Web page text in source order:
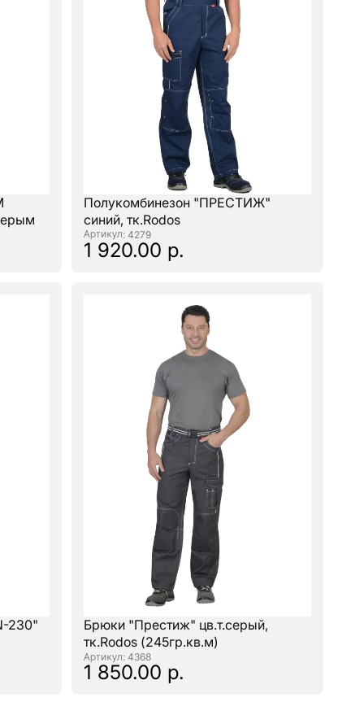
Полукомбинезон "ПРЕСТИЖ"
синий, тк.Rodos
: 4279
1 920.00 р.
230"
Брюки "Престиж" цв.т.серый,
тк.Rodos (245гр.кв.м)
: 4368
1 850.00 р.